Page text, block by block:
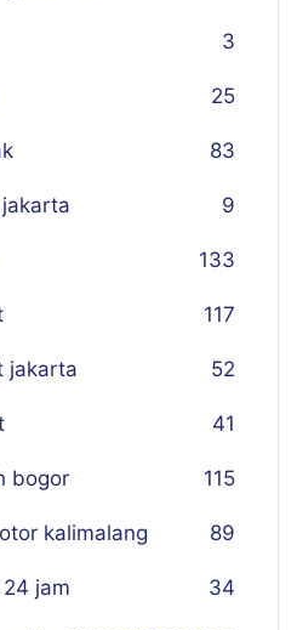
3
25
83
9
133
117
jakarta 52
41
bogor 115
kalimalang 89
jam 34